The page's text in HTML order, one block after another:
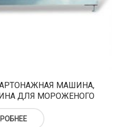
МАШИНА,
ДЛЯ МОРОЖЕНОГО